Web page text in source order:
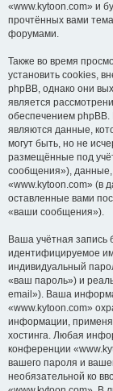
«www.kytoon.com» и
прочтённых вами
форумами.
Также во время
установить cookies,
phpBB, однако они
является
обеспечением
являются данные,
могут быть, но не
размещённые под
сообщения»), данные,
«www.kytoon.com» (в
оставленные вами
«ваши сообщения»).
Ваша учётная запись
идентифицируемое
индивидуальный
«ваш пароль») и
email»). Ваша
«www.kytoon.com»
информации,
хостинга. Любая
конференции
вашего пароля и
необязательной ко